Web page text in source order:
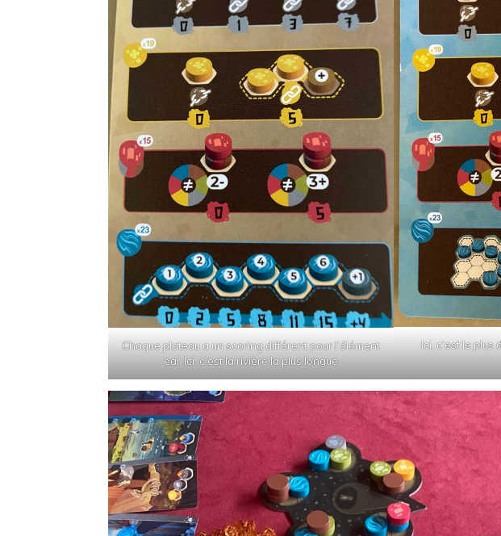
Chaque plateau a un scoring différent pour l’élément
eai. Ici, c’est la rivière la plus longue
Ici, c’est le